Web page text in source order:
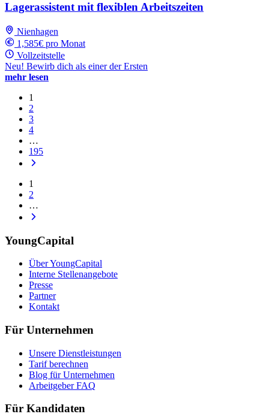
Lagerassistent mit flexiblen Arbeitszeiten
Nienhagen
1,585€ pro Monat
Vollzeitstelle
Neu! Bewirb dich als einer der Ersten
mehr lesen
1
2
3
4
…
195
1
2
…
YoungCapital
Über YoungCapital
Interne Stellenangebote
Presse
Partner
Kontakt
Für Unternehmen
Unsere Dienstleistungen
Tarif berechnen
Blog für Unternehmen
Arbeitgeber FAQ
Für Kandidaten